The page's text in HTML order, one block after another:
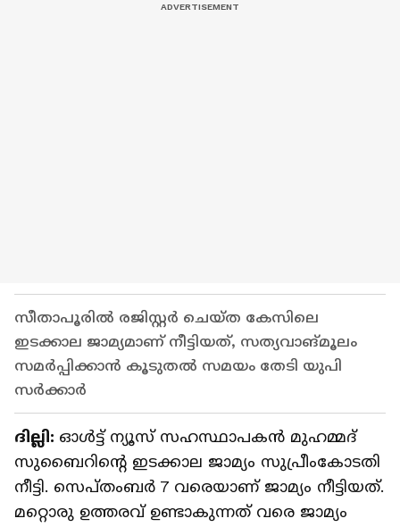
സീതാപൂരിൽ രജിസ്റ്റർ ചെയ്ത കേസിലെ
ഇടക്കാല ജാമ്യമാണ് നീട്ടിയത്, സത്യവാങ്മൂലം
സമർപ്പിക്കാൻ കൂടുതൽ സമയം തേടി യുപി
സർക്കാർ
ദില്ലി: ഓൾട്ട് ന്യൂസ് സഹസ്ഥാപകൻ മുഹമ്മദ്
സുബൈറിന്റെ ഇടക്കാല ജാമ്യം സുപ്രീംകോടതി
നീട്ടി. സെപ്തംബർ 7 വരെയാണ് ജാമ്യം നീട്ടിയത്.
മറ്റൊരു ഉത്തരവ് ഉണ്ടാകുന്നത് വരെ ജാമ്യം